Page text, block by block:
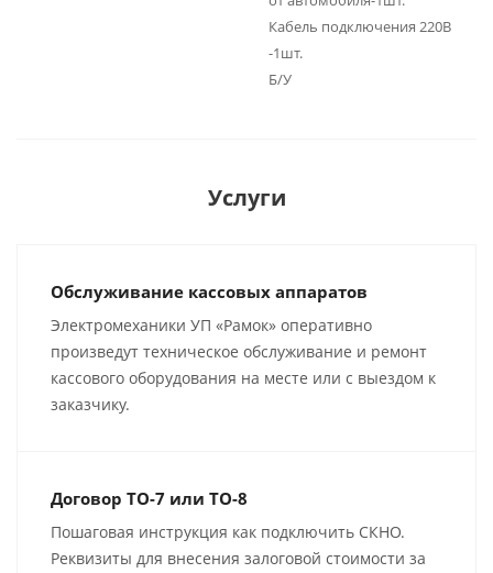
Кабель подключения 220В
-1шт.
Б/У
Услуги
Обслуживание кассовых аппаратов
Электромеханики УП «Рамок» оперативно
произведут техническое обслуживание и ремонт
кассового оборудования на месте или с выездом к
заказчику.
Договор ТО-7 или ТО-8
Пошаговая инструкция как подключить СКНО.
Реквизиты для внесения залоговой стоимости за